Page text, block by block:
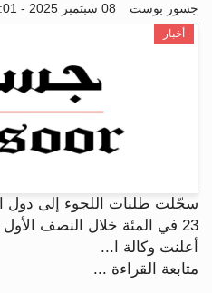
جسور بوست 08 سبتمبر 2025 - 10:01
أخبار
سجّلت طلبات اللجوء إلى دول
أعلنت وكالة ا...
متابعة القراءة ...